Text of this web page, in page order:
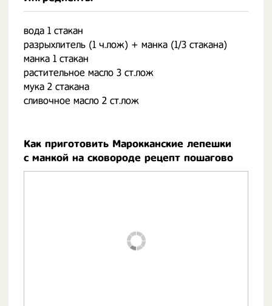
вода 1 стакан
разрыхлитель (1 ч.лож) + манка (1/3 стакана)
манка 1 стакан
растительное масло 3 ст.лож
мука 2 стакана
сливочное масло 2 ст.лож
Как приготовить Марокканские лепешки
с манкой на сковороде рецепт пошагово